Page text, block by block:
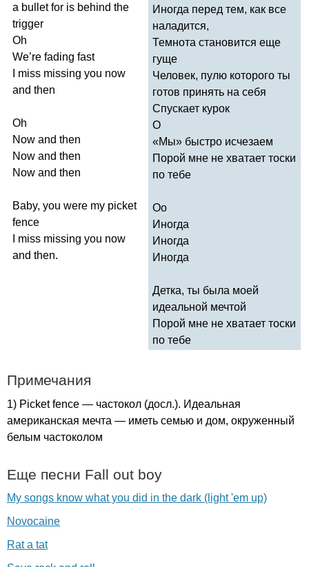
a bullet for is behind the
trigger
Oh
We’re fading fast
miss missing you now
and then
Oh
Now and then
Now and then
Now and then
Baby, you were my picket
fence
miss missing you now
and then.
Иногда перед тем, как все
наладится,
Темнота становится еще
гуще
Человек, пулю которого ты
готов принять на себя
Спускает курок
О
«Мы» быстро исчезаем
Порой мне не хватает тоски
по тебе
Оо
Иногда
Иногда
Иногда
Детка, ты была моей
идеальной мечтой
Порой мне не хватает тоски
по тебе
Примечания
1) Picket fence — частокол (досл.). Идеальная
американская мечта — иметь семью и дом, окруженный
белым частоколом
Еще песни Fall out boy
My songs know what you did in the dark (light 'em up)
Novocaine
Rat a tat